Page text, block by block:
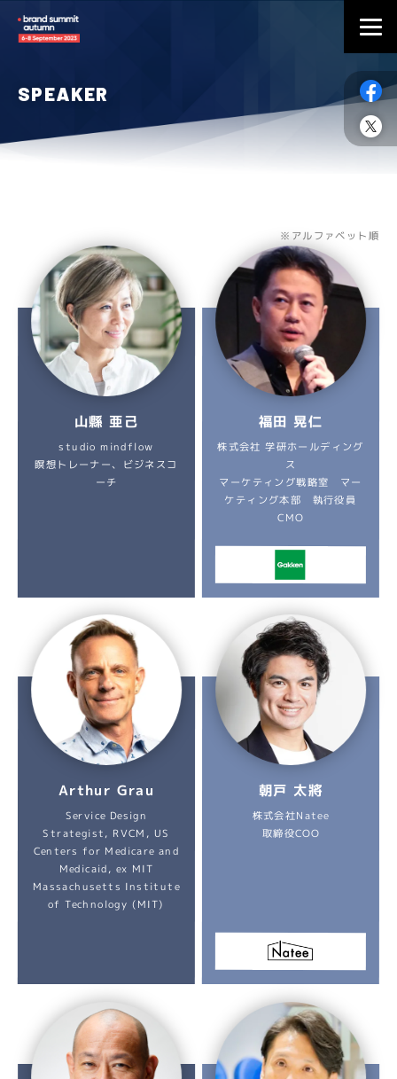
SPEAKER
※アルファベット順
山縣 亜己
studio mindflow
瞑想トレーナー、ビジネスコ
ーチ
福田 晃仁
株式会社 学研ホールディング
ス
マーケティング戦略室 マー
ケティング本部 執行役員
CMO
Arthur Grau
Service Design
Strategist, RVCM, US
Centers for Medicare and
Medicaid, ex MIT
Massachusetts Institute
of Technology (MIT)
朝戸 太將
株式会社Natee
取締役COO